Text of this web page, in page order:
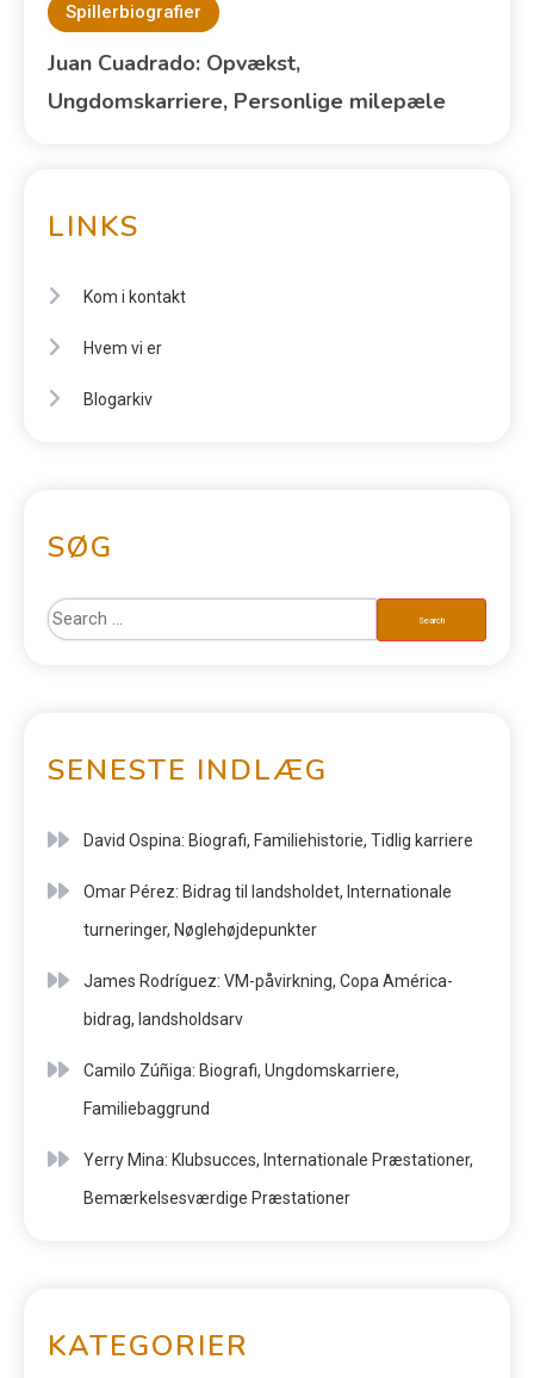
Spillerbiografier
Juan Cuadrado: Opvækst,
Ungdomskarriere, Personlige milepæle
LINKS
Kom i kontakt
Hvem vi er
Blogarkiv
SØG
SENESTE INDLÆG
David Ospina: Biografi, Familiehistorie, Tidlig karriere
Omar Pérez: Bidrag til landsholdet, Internationale
turneringer, Nøglehøjdepunkter
James Rodríguez: VM-påvirkning, Copa América-
bidrag, landsholdsarv
Camilo Zúñiga: Biografi, Ungdomskarriere,
Familiebaggrund
Yerry Mina: Klubsucces, Internationale Præstationer,
Bemærkelsesværdige Præstationer
KATEGORIER